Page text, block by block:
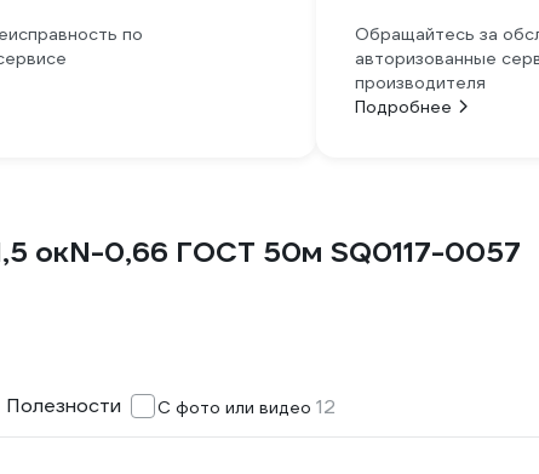
по
Обращайтесь за
авторизованные
производителя
Подробнее
окN-0,66 ГОСТ 50м SQ0117-0057
Полезности С фото или видео 12